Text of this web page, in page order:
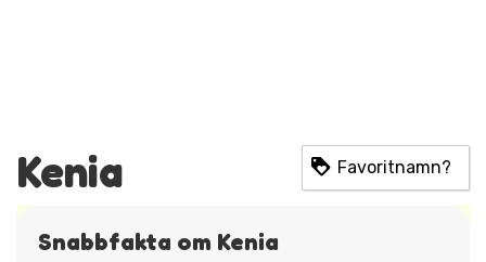
Kenia Favoritnamn?
Snabbfakta om Kenia